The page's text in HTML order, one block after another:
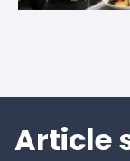
Article